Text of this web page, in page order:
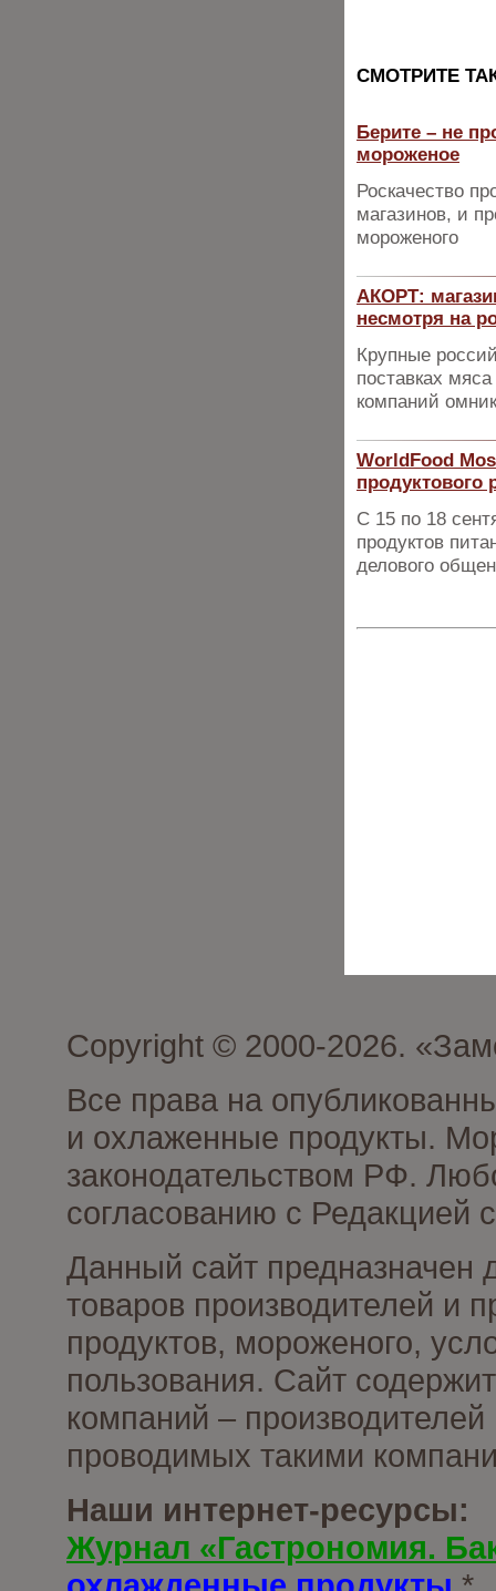
CМОТРИТЕ
Берите – не
мороженое
Роскачество
магазинов, и
мороженого
АКОРТ:
несмотря на
Крупные
поставках
компаний
WorldFood
продуктового
С 15 по 18
продуктов
делового
Copyright © 2000-2026.
Все права на
и охлаженные продукты.
законодательством РФ.
согласованию с Редакцией
Данный сайт предназначен
товаров производителей и
продуктов, мороженого,
пользования. Сайт
компаний –
проводимых такими
Наши интернет-ресурсы:
Журнал «Гастрономия.